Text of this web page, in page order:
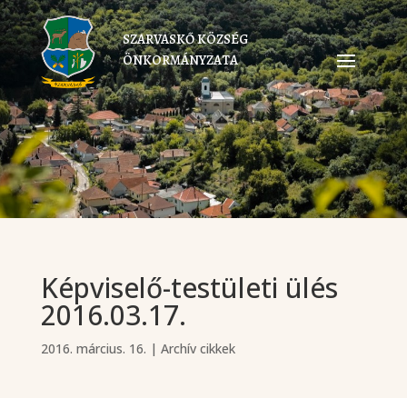
SZARVASKŐ KÖZSÉG
ÖNKORMÁNYZATA
Képviselő-testületi ülés
2016.03.17.
2016. március. 16. | Archív cikkek